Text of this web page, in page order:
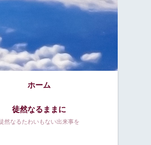
ホーム
徒然なるままに
然なるたわいもない出来事を